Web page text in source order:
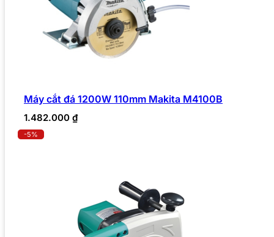
Máy cắt đá 1200W 110mm Makita M4100B
1.482.000 ₫
-5%